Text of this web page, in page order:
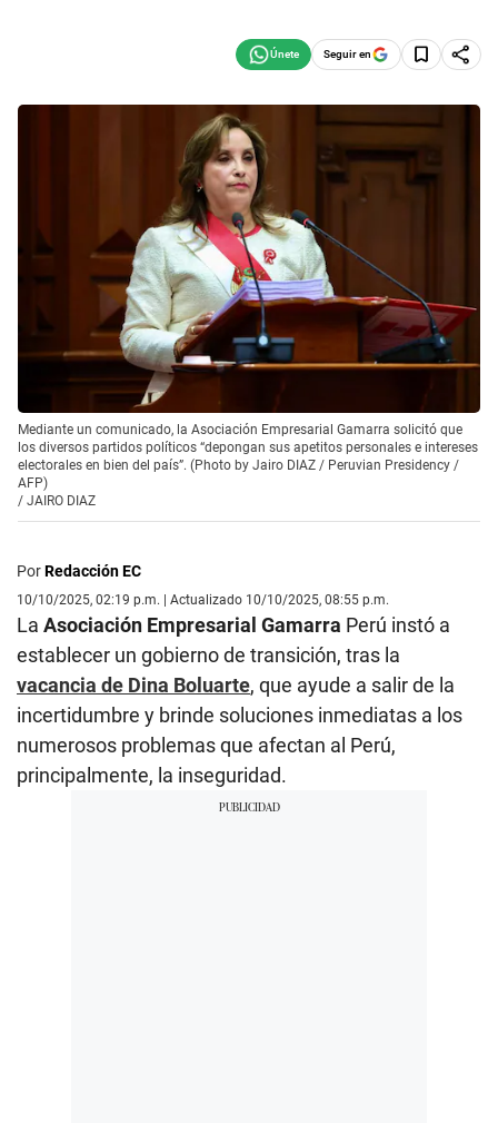
Seguir en
Mediante un comunicado, la Asociación Empresarial Gamarra solicitó que
los diversos partidos políticos “depongan sus apetitos personales e intereses
electorales en bien del país”. (Photo by Jairo DIAZ / Peruvian Presidency /
AFP)
/ JAIRO DIAZ
PorRedacción EC
10/10/2025, 02:19 p.m. | Actualizado 10/10/2025, 08:55 p.m.
La Asociación Empresarial Gamarra Perú instó a
establecer un gobierno de transición, tras la
vacancia de Dina Boluarte, que ayude a salir de la
incertidumbre y brinde soluciones inmediatas a los
numerosos problemas que afectan al Perú,
principalmente, la inseguridad.